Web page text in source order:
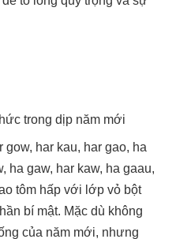
trong dịp năm mới
gow, har kau, har gao, ha
ha gaw, har kaw, ha gaau,
tôm hấp với lớp vỏ bột
bí mật. Mặc dù không
của năm mới, nhưng